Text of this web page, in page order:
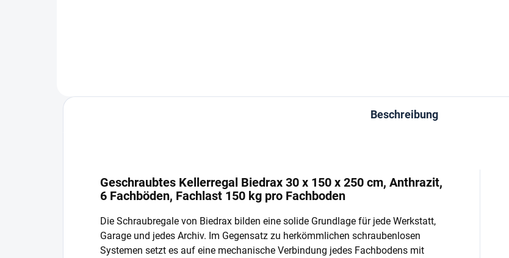
Beschreibung
Geschraubtes Kellerregal Biedrax 30 x 150 x 250 cm, Anthrazit,
6 Fachböden, Fachlast 150 kg pro Fachboden
Die Schraubregale von Biedrax bilden eine solide Grundlage für jede Werkstatt,
Garage und jedes Archiv. Im Gegensatz zu herkömmlichen schraubenlosen
Systemen setzt es auf eine mechanische Verbindung jedes Fachbodens mit